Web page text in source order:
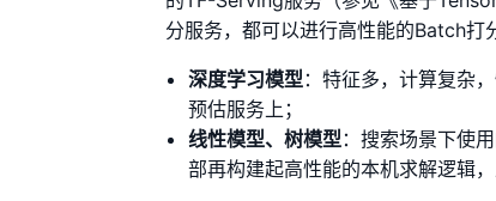
分服务，都可以进行高性能的Batch打
深度学习模型：特征多，计算复杂
预估服务上；
线性模型、树模型：搜索场景下使
部再构建起高性能的本机求解逻辑，